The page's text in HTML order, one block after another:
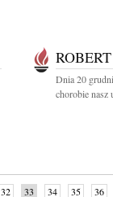
Dnia 20
chorobie nasz
32 33 34 35 36